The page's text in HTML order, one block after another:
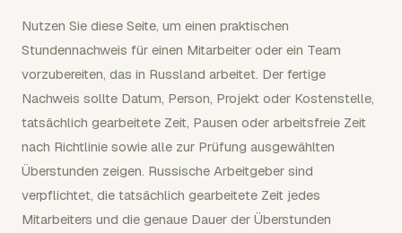
Nutzen Sie diese Seite, um einen praktischen
Stundennachweis für einen Mitarbeiter oder ein Team
vorzubereiten, das in Russland arbeitet. Der fertige
Nachweis sollte Datum, Person, Projekt oder Kostenstelle,
tatsächlich gearbeitete Zeit, Pausen oder arbeitsfreie Zeit
nach Richtlinie sowie alle zur Prüfung ausgewählten
Überstunden zeigen. Russische Arbeitgeber sind
verpflichtet, die tatsächlich gearbeitete Zeit jedes
Mitarbeiters und die genaue Dauer der Überstunden